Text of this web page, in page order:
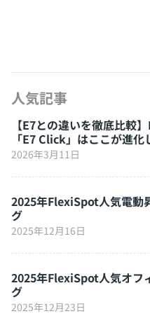
人気記事
【E7との違いを徹底比較
「E7 Click」はここが進化
2026年3月11日
2025年FlexiSpot人気電動
グ
2025年12月16日
2025年FlexiSpot人気オフ
グ
2025年12月23日